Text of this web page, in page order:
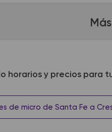
horarios y precios para
de micro de Santa Fe a